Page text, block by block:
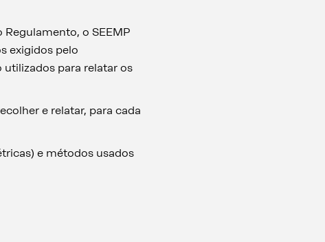
o SEEMP
exigidos pelo
utilizados para relatar os
e relatar, para cada
e métodos usados